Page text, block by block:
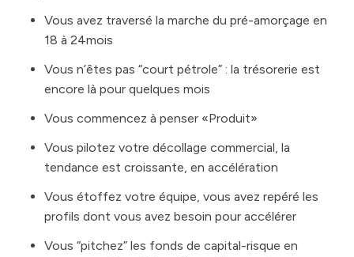
Vous avez traversé la marche du pré-amorçage en
18 à 24mois
Vous n’êtes pas “court pétrole” : la trésorerie est
encore là pour quelques mois
Vous commencez à penser «Produit»
Vous pilotez votre décollage commercial, la
tendance est croissante, en accélération
Vous étoffez votre équipe, vous avez repéré les
profils dont vous avez besoin pour accélérer
Vous “pitchez” les fonds de capital-risque en